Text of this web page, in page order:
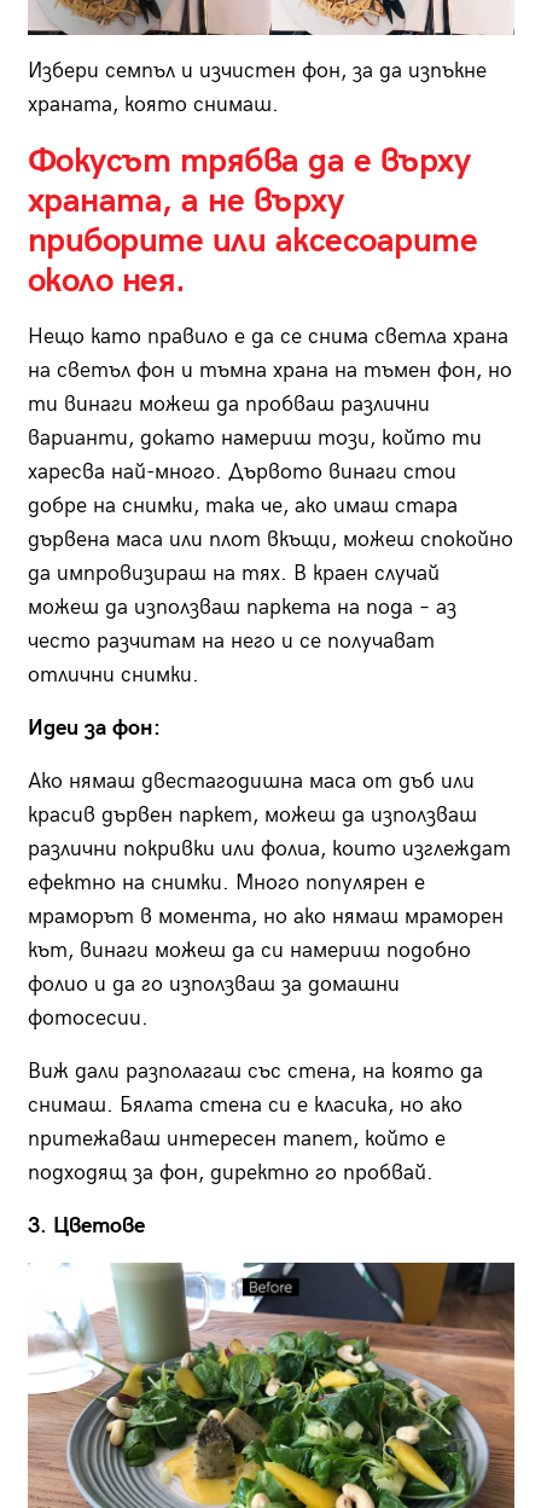
Избери семпъл и изчистен фон, за да изпъкне
храната, която снимаш.
Фокусът трябва да е върху
храната, а не върху
приборите или аксесоарите
около нея.
Нещо като правило е да се снима светла храна
на светъл фон и тъмна храна на тъмен фон, но
ти винаги можеш да пробваш различни
варианти, докато намериш този, който ти
харесва най-много. Дървото винаги стои
добре на снимки, така че, ако имаш стара
дървена маса или плот вкъщи, можеш спокойно
да импровизираш на тях. В краен случай
можеш да използваш паркета на пода – аз
често разчитам на него и се получават
отлични снимки.
Идеи за фон:
Ако нямаш двестагодишна маса от дъб или
красив дървен паркет, можеш да използваш
различни покривки или фолиа, които изглеждат
ефектно на снимки. Много популярен е
мраморът в момента, но ако нямаш мраморен
кът, винаги можеш да си намериш подобно
фолио и да го използваш за домашни
фотосесии.
Виж дали разполагаш със стена, на която да
снимаш. Бялата стена си е класика, но ако
притежаваш интересен тапет, който е
подходящ за фон, директно го пробвай.
3. Цветове